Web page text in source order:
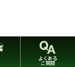
よくある
ご質問